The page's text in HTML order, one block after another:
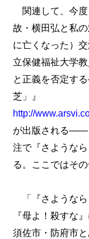
関連して、今度
故・横田弘と私
に亡くなった）
立保健福祉大学
と正義を否定す
芝」』
http://
が出版される――
注で『さような
る。ここではその
「『さようなら
『母よ！殺すな
須佐市・防府市